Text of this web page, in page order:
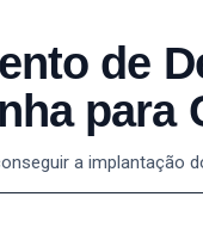
de
para
a implantação